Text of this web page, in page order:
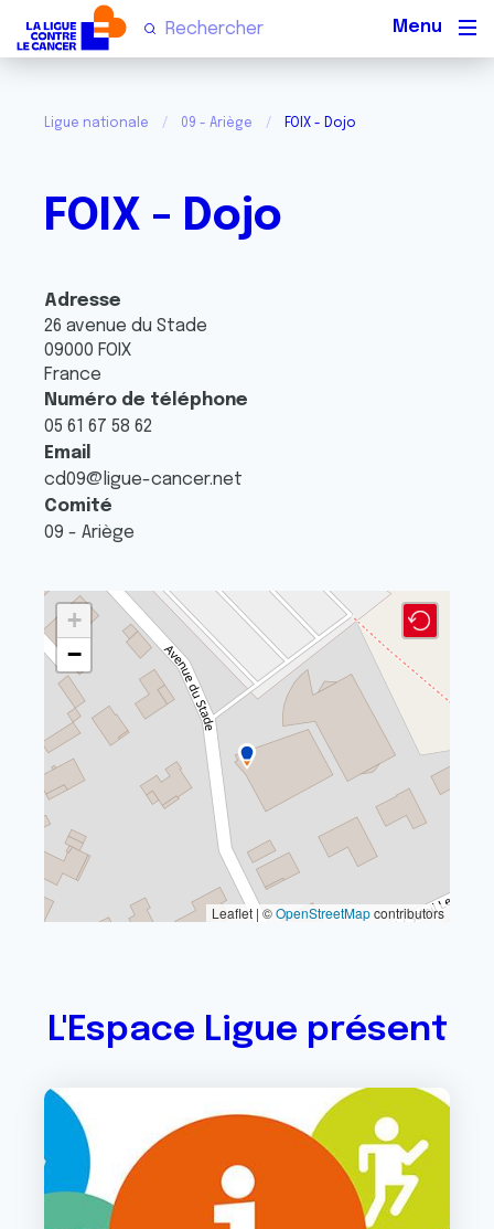
Ligue nationale 09 - Ariège FOIX - Dojo
FOIX - Dojo
Adresse
26 avenue du Stade
09000 FOIX
France
Numéro de téléphone
05 61 67 58 62
Email
cd09@ligue-cancer.net
Comité
09 - Ariège
+
−
Leaflet | ©OpenStreetMapcontributors
L'Espace Ligue présent
Image